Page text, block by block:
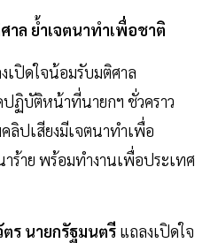
ล ย้ำเจตนาทำเพื่อชาติ
เปิดใจน้อมรับมติศาล
ฏิบัติหน้าที่นายกฯ ชั่วคราว
ลิปเสียงมีเจตนาทำเพื่อ
ร้าย พร้อมทำงานเพื่อประเทศ
ร นายกรัฐมนตรี แถลงเปิดใจ